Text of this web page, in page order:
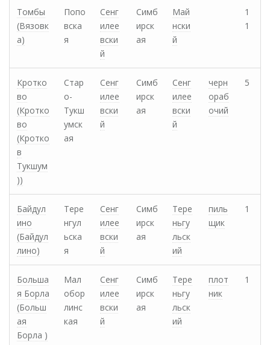
Томбы
(Вязовк
а)
Попо
вска
я
Сенг
илее
вски
й
Симб
ирск
ая
Май
нски
й
1
1
Кротко
во
(Кротко
во
(Кротко
в
Тукшум
))
Стар
о-
Тукш
умск
ая
Сенг
илее
вски
й
Симб
ирск
ая
Сенг
илее
вски
й
черн
ораб
очий
5
Байдул
ино
(Байдул
лино)
Тере
нгул
ьска
я
Сенг
илее
вски
й
Симб
ирск
ая
Тере
ньгу
льск
ий
пиль
щик
1
Больша
я Борла
(Больш
ая
Борла )
Мал
обор
линс
кая
Сенг
илее
вски
й
Симб
ирск
ая
Тере
ньгу
льск
ий
плот
ник
1